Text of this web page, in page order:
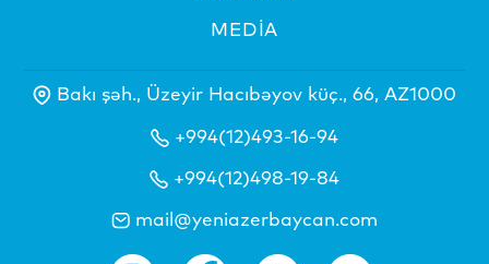
MEDİA
Bakı şəh., Üzeyir Hacıbəyov küç., 66, AZ1000
+994(12)493-16-94
+994(12)498-19-84
mail@yeniazerbaycan.com